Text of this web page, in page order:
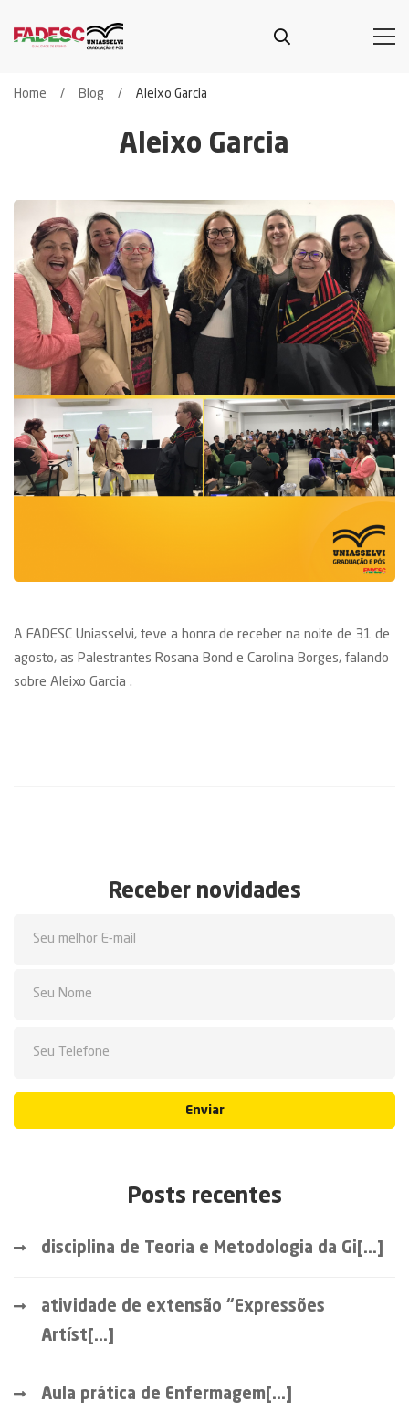
Aleixo Garcia
Home Blog Aleixo Garcia
A FADESC Uniasselvi, teve a honra de receber na noite de 31 de
agosto, as Palestrantes Rosana Bond e Carolina Borges, falando
sobre Aleixo Garcia .
Receber novidades
Enviar
Posts recentes
disciplina de Teoria e Metodologia da Gi[...]
atividade de extensão “Expressões
Artíst[...]
Aula prática de Enfermagem[...]